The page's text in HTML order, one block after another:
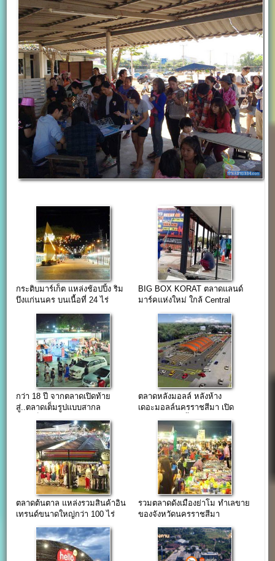
กระติบมาร์เก็ต แหล่งช้อปปิ้ง ริม
บึงแก่นนคร บนเนื้อที่ 24 ไร่
BIG BOX KORAT ตลาดแลนด์
มาร์คแห่งใหม่ ใกล้ Central
กว่า 18 ปี จากตลาดเปิดท้าย
สู่..ตลาดเต็มรูปแบบสากล
ตลาดหลังมอลล์ หลังห้าง
เดอะมอลล์นครราชสีมา เปิด
ตลาดต้นตาล แหล่งรวมสินค้าอิน
เทรนด์ขนาดใหญ่กว่า 100 ไร่
ใจกลางเมืองขอนแก่น
รวมตลาดดังเมืองย่าโม ทำเลขาย
ของจังหวัดนครราชสีมา